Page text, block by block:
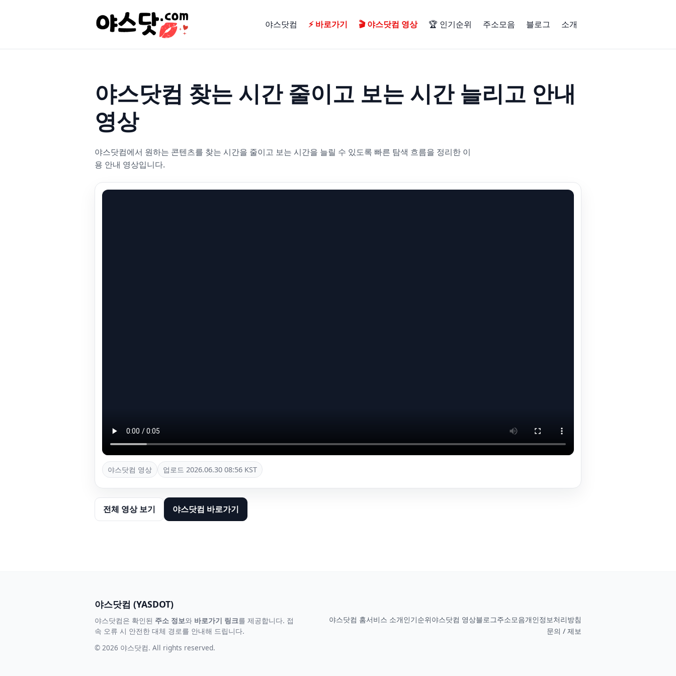
야스닷컴 ⚡ 바로가기 🎬 야스닷컴 영상 🏆 인기순위 주소모음 블로그 소개
야스닷컴 찾는 시간 줄이고 보는 시간 늘리고 안내
영상
야스닷컴에서 원하는 콘텐츠를 찾는 시간을 줄이고 보는 시간을 늘릴 수 있도록 빠른 탐색 흐름을 정리한 이
용 안내 영상입니다.
야스닷컴 영상 업로드 2026.06.30 08:56 KST
전체 영상 보기 야스닷컴 바로가기
야스닷컴 (YASDOT)
야스닷컴은 확인된 주소 정보와 바로가기 링크를 제공합니다. 접
속 오류 시 안전한 대체 경로를 안내해 드립니다.
© 2026 야스닷컴. All rights reserved.
야스닷컴 홈서비스 소개인기순위야스닷컴 영상블로그주소모음개인정보처리방침
문의 / 제보